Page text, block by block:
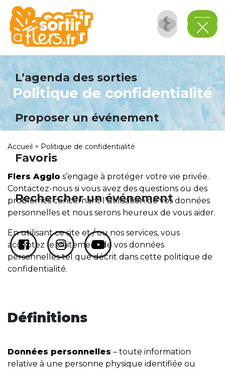
L’agenda des sorties
Proposer un événement
Favoris
Rechercher un événement
Politique de confidentialité
Accueil > Politique de confidentialité
Flers Agglo s’engage à protéger votre vie privée.
Contactez-nous si vous avez des questions ou des
problèmes concernant l’utilisation de vos données
personnelles et nous serons heureux de vous aider.
En utilisant ce site et / ou nos services, vous
acceptez le traitement de vos données
personnelles tel que décrit dans cette politique de
confidentialité.
Définitions
Données personnelles – toute information
relative à une personne physique identifiée ou
Panneau de gestion des cookies